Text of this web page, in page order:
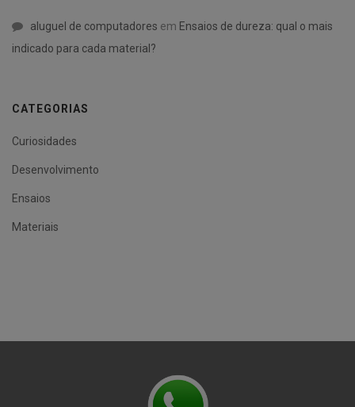
aluguel de computadores em Ensaios de dureza: qual o mais
indicado para cada material?
CATEGORIAS
Curiosidades
Desenvolvimento
Ensaios
Materiais